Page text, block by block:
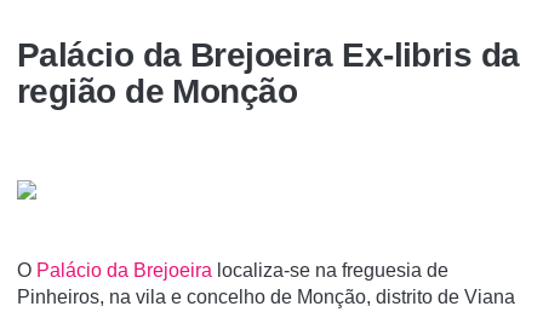
Palácio da Brejoeira Ex-libris da
região de Monção
O Palácio da Brejoeira localiza-se na freguesia de
Pinheiros, na vila e concelho de Monção, distrito de Viana